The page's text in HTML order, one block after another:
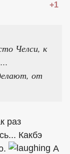
+1
Челси, к
от
раз
Какбэ
А